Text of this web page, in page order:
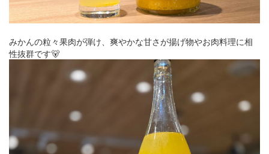
みかんの粒々果肉が弾け、爽やかな甘さが揚げ物やお肉料理に相
性抜群です🐻